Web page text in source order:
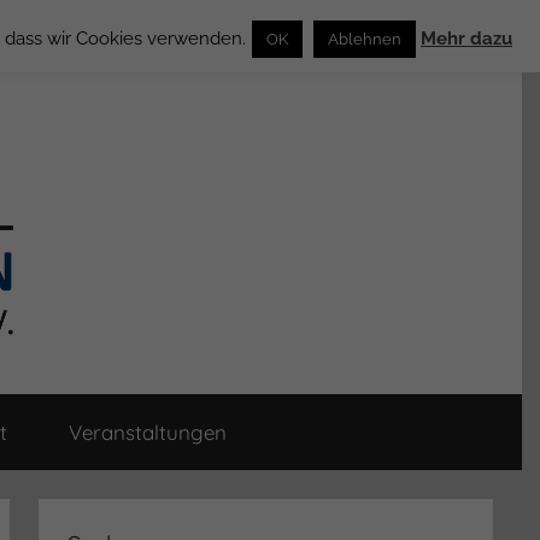
Veranstaltungen
wir Cookies verwenden. OK Ablehnen Mehr dazu